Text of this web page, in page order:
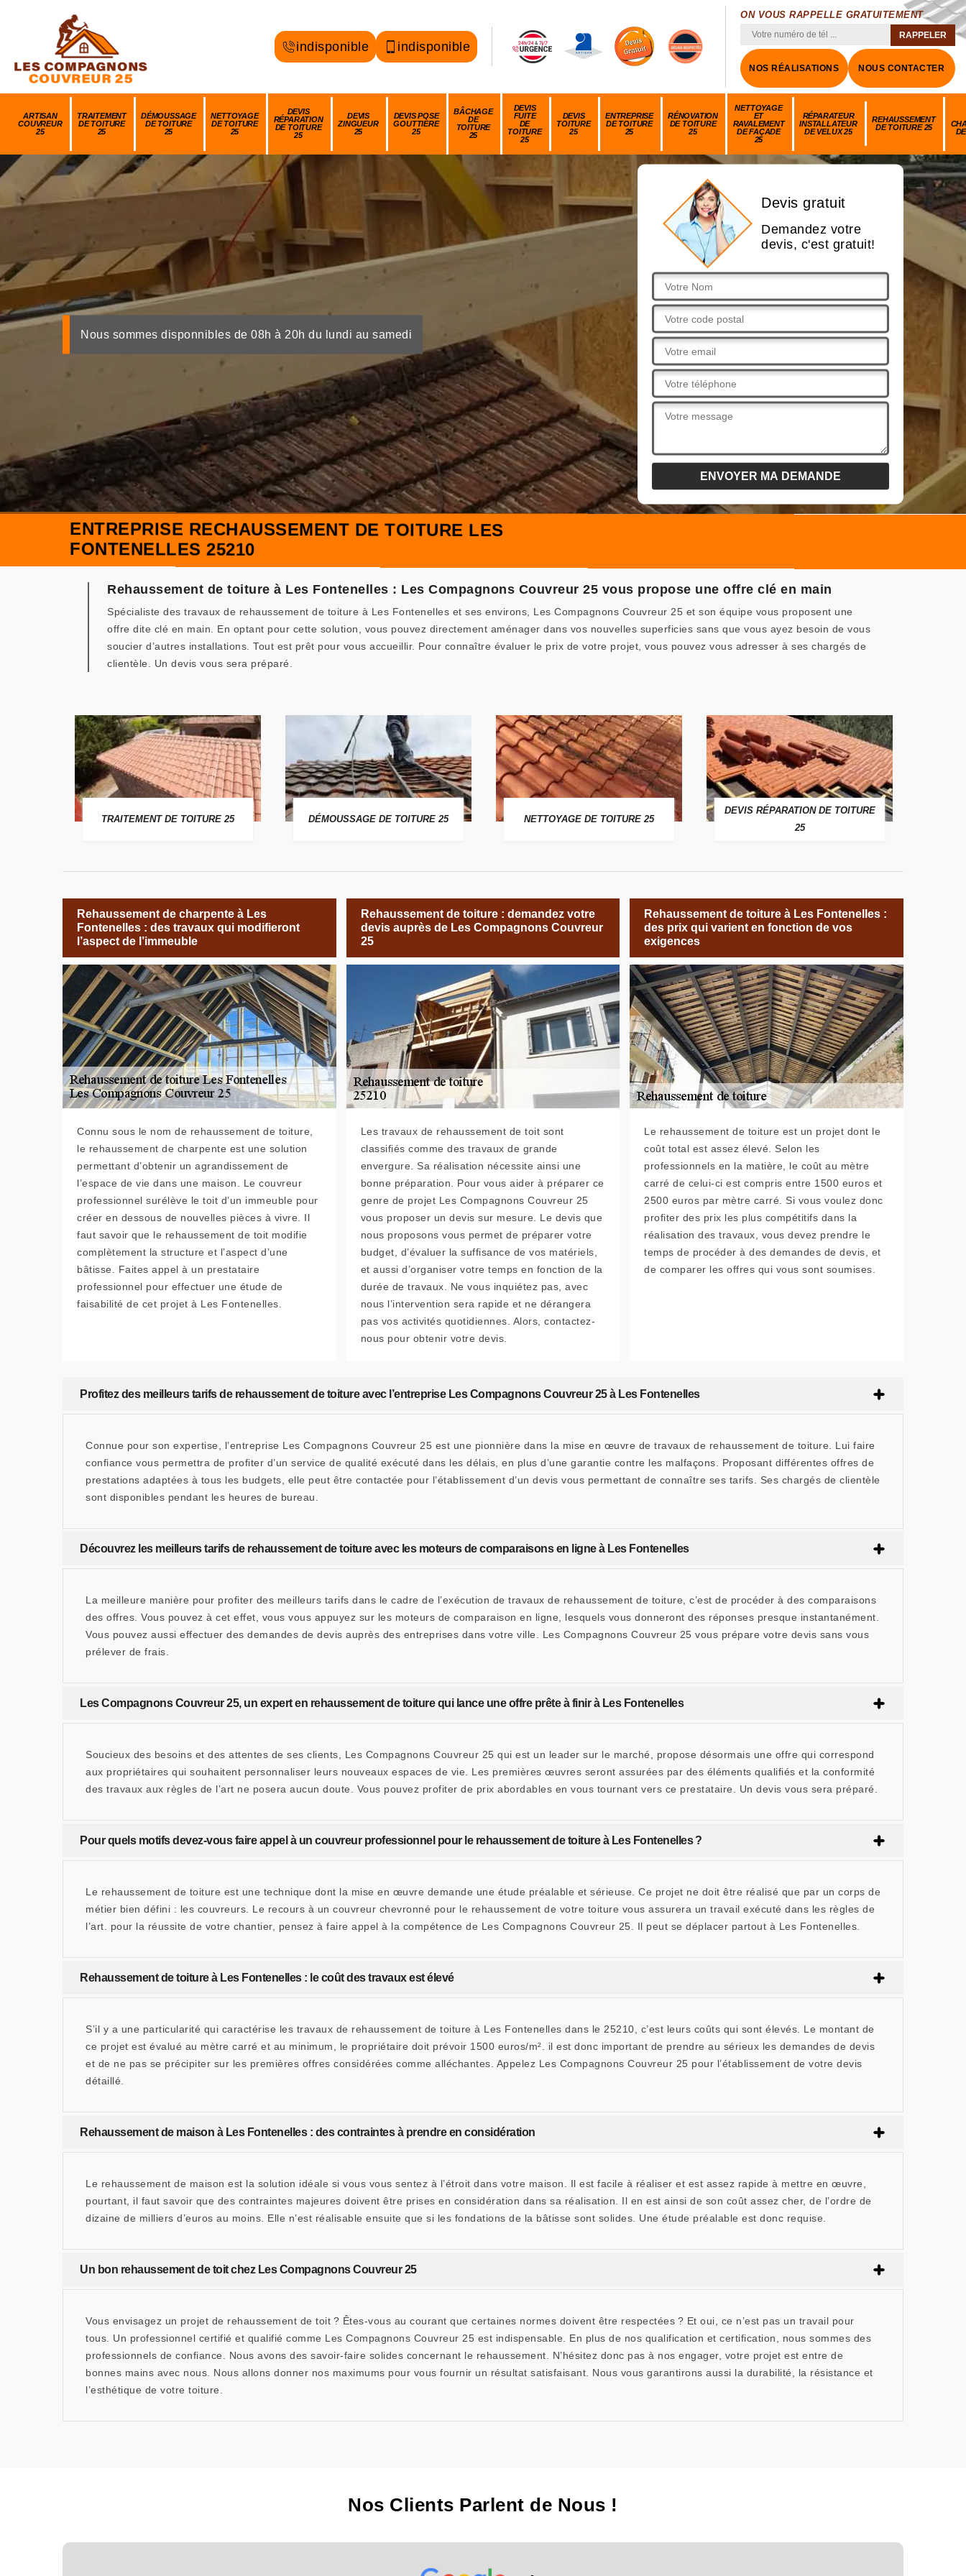
indisponible indisponible
ON VOUS RAPPELLE GRATUITEMENT
NOS RÉALISATIONS NOUS CONTACTER
ARTISAN
COUVREUR
25
TRAITEMENT
DE TOITURE
25
DÉMOUSSAGE
DE TOITURE
25
NETTOYAGE
DE TOITURE
25
DEVIS
RÉPARATION
DE TOITURE
25
DEVIS
ZINGUEUR
25
DEVIS POSE
GOUTTIÈRE
25
BÂCHAGE
DE
TOITURE
25
DEVIS
FUITE
DE
TOITURE
25
DEVIS
TOITURE
25
ENTREPRISE
DE TOITURE
25
RÉNOVATION
DE TOITURE
25
NETTOYAGE
ET
RAVALEMENT
DE FAÇADE
25
RÉPARATEUR
INSTALLATEUR
DE VELUX 25
REHAUSSEMENT
DE TOITURE 25
Nous sommes disponnibles de 08h à 20h du lundi au samedi
Devis gratuit
Demandez votre
devis, c'est gratuit!
ENTREPRISE RECHAUSSEMENT DE TOITURE LES
FONTENELLES 25210
Rehaussement de toiture à Les Fontenelles : Les Compagnons Couvreur 25 vous propose une offre clé en main
Spécialiste des travaux de rehaussement de toiture à Les Fontenelles et ses environs, Les Compagnons Couvreur 25 et son équipe vous proposent une
offre dite clé en main. En optant pour cette solution, vous pouvez directement aménager dans vos nouvelles superficies sans que vous ayez besoin de vous
soucier d’autres installations. Tout est prêt pour vous accueillir. Pour connaître évaluer le prix de votre projet, vous pouvez vous adresser à ses chargés de
clientèle. Un devis vous sera préparé.
TRAITEMENT DE TOITURE 25 DÉMOUSSAGE DE TOITURE 25 NETTOYAGE DE TOITURE 25
DEVIS RÉPARATION DE TOITURE
25
Rehaussement de charpente à Les
Fontenelles : des travaux qui modifieront
l’aspect de l’immeuble
Connu sous le nom de rehaussement de toiture,
le rehaussement de charpente est une solution
permettant d’obtenir un agrandissement de
l’espace de vie dans une maison. Le couvreur
professionnel surélève le toit d’un immeuble pour
créer en dessous de nouvelles pièces à vivre. Il
faut savoir que le rehaussement de toit modifie
complètement la structure et l’aspect d’une
bâtisse. Faites appel à un prestataire
professionnel pour effectuer une étude de
faisabilité de cet projet à Les Fontenelles.
Rehaussement de toiture : demandez votre
devis auprès de Les Compagnons Couvreur
25
Les travaux de rehaussement de toit sont
classifiés comme des travaux de grande
envergure. Sa réalisation nécessite ainsi une
bonne préparation. Pour vous aider à préparer ce
genre de projet Les Compagnons Couvreur 25
vous proposer un devis sur mesure. Le devis que
nous proposons vous permet de préparer votre
budget, d’évaluer la suffisance de vos matériels,
et aussi d’organiser votre temps en fonction de la
durée de travaux. Ne vous inquiétez pas, avec
nous l’intervention sera rapide et ne dérangera
pas vos activités quotidiennes. Alors, contactez-
nous pour obtenir votre devis.
Rehaussement de toiture à Les Fontenelles :
des prix qui varient en fonction de vos
exigences
Le rehaussement de toiture est un projet dont le
coût total est assez élevé. Selon les
professionnels en la matière, le coût au mètre
carré de celui-ci est compris entre 1500 euros et
2500 euros par mètre carré. Si vous voulez donc
profiter des prix les plus compétitifs dans la
réalisation des travaux, vous devez prendre le
temps de procéder à des demandes de devis, et
de comparer les offres qui vous sont soumises.
Profitez des meilleurs tarifs de rehaussement de toiture avec l’entreprise Les Compagnons Couvreur 25 à Les Fontenelles
Connue pour son expertise, l’entreprise Les Compagnons Couvreur 25 est une pionnière dans la mise en œuvre de travaux de rehaussement de toiture. Lui faire
confiance vous permettra de profiter d’un service de qualité exécuté dans les délais, en plus d’une garantie contre les malfaçons. Proposant différentes offres de
prestations adaptées à tous les budgets, elle peut être contactée pour l’établissement d’un devis vous permettant de connaître ses tarifs. Ses chargés de clientèle
sont disponibles pendant les heures de bureau.
Découvrez les meilleurs tarifs de rehaussement de toiture avec les moteurs de comparaisons en ligne à Les Fontenelles
La meilleure manière pour profiter des meilleurs tarifs dans le cadre de l’exécution de travaux de rehaussement de toiture, c’est de procéder à des comparaisons
des offres. Vous pouvez à cet effet, vous vous appuyez sur les moteurs de comparaison en ligne, lesquels vous donneront des réponses presque instantanément.
Vous pouvez aussi effectuer des demandes de devis auprès des entreprises dans votre ville. Les Compagnons Couvreur 25 vous prépare votre devis sans vous
prélever de frais.
Les Compagnons Couvreur 25, un expert en rehaussement de toiture qui lance une offre prête à finir à Les Fontenelles
Soucieux des besoins et des attentes de ses clients, Les Compagnons Couvreur 25 qui est un leader sur le marché, propose désormais une offre qui correspond
aux propriétaires qui souhaitent personnaliser leurs nouveaux espaces de vie. Les premières œuvres seront assurées par des éléments qualifiés et la conformité
des travaux aux règles de l’art ne posera aucun doute. Vous pouvez profiter de prix abordables en vous tournant vers ce prestataire. Un devis vous sera préparé.
Pour quels motifs devez-vous faire appel à un couvreur professionnel pour le rehaussement de toiture à Les Fontenelles ?
Le rehaussement de toiture est une technique dont la mise en œuvre demande une étude préalable et sérieuse. Ce projet ne doit être réalisé que par un corps de
métier bien défini : les couvreurs. Le recours à un couvreur chevronné pour le rehaussement de votre toiture vous assurera un travail exécuté dans les règles de
l’art. pour la réussite de votre chantier, pensez à faire appel à la compétence de Les Compagnons Couvreur 25. Il peut se déplacer partout à Les Fontenelles.
Rehaussement de toiture à Les Fontenelles : le coût des travaux est élevé
S’il y a une particularité qui caractérise les travaux de rehaussement de toiture à Les Fontenelles dans le 25210, c’est leurs coûts qui sont élevés. Le montant de
ce projet est évalué au mètre carré et au minimum, le propriétaire doit prévoir 1500 euros/m². il est donc important de prendre au sérieux les demandes de devis
et de ne pas se précipiter sur les premières offres considérées comme alléchantes. Appelez Les Compagnons Couvreur 25 pour l’établissement de votre devis
détaillé.
Rehaussement de maison à Les Fontenelles : des contraintes à prendre en considération
Le rehaussement de maison est la solution idéale si vous vous sentez à l’étroit dans votre maison. Il est facile à réaliser et est assez rapide à mettre en œuvre,
pourtant, il faut savoir que des contraintes majeures doivent être prises en considération dans sa réalisation. Il en est ainsi de son coût assez cher, de l’ordre de
dizaine de milliers d’euros au moins. Elle n’est réalisable ensuite que si les fondations de la bâtisse sont solides. Une étude préalable est donc requise.
Un bon rehaussement de toit chez Les Compagnons Couvreur 25
Vous envisagez un projet de rehaussement de toit ? Êtes-vous au courant que certaines normes doivent être respectées ? Et oui, ce n’est pas un travail pour
tous. Un professionnel certifié et qualifié comme Les Compagnons Couvreur 25 est indispensable. En plus de nos qualification et certification, nous sommes des
professionnels de confiance. Nous avons des savoir-faire solides concernant le rehaussement. N’hésitez donc pas à nos engager, votre projet est entre de
bonnes mains avec nous. Nous allons donner nos maximums pour vous fournir un résultat satisfaisant. Nous vous garantirons aussi la durabilité, la résistance et
l’esthétique de votre toiture.
Nos Clients Parlent de Nous !